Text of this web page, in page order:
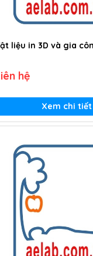
liệu in 3D và gia
hệ
Xem chi tiết